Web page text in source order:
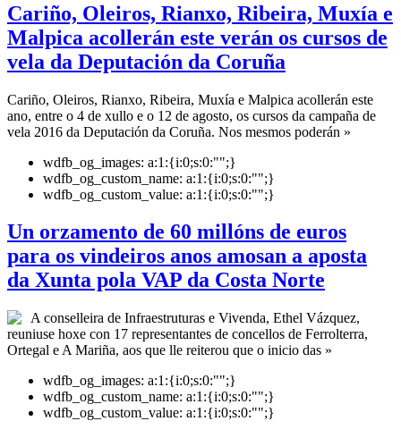
Cariño, Oleiros, Rianxo, Ribeira, Muxía e
Malpica acollerán este verán os cursos de
vela da Deputación da Coruña
Cariño, Oleiros, Rianxo, Ribeira, Muxía e Malpica acollerán este
ano, entre o 4 de xullo e o 12 de agosto, os cursos da campaña de
vela 2016 da Deputación da Coruña. Nos mesmos poderán »
wdfb_og_images: a:1:{i:0;s:0:"";}
wdfb_og_custom_name: a:1:{i:0;s:0:"";}
wdfb_og_custom_value: a:1:{i:0;s:0:"";}
Un orzamento de 60 millóns de euros
para os vindeiros anos amosan a aposta
da Xunta pola VAP da Costa Norte
A conselleira de Infraestruturas e Vivenda, Ethel Vázquez,
reuniuse hoxe con 17 representantes de concellos de Ferrolterra,
Ortegal e A Mariña, aos que lle reiterou que o inicio das »
wdfb_og_images: a:1:{i:0;s:0:"";}
wdfb_og_custom_name: a:1:{i:0;s:0:"";}
wdfb_og_custom_value: a:1:{i:0;s:0:"";}